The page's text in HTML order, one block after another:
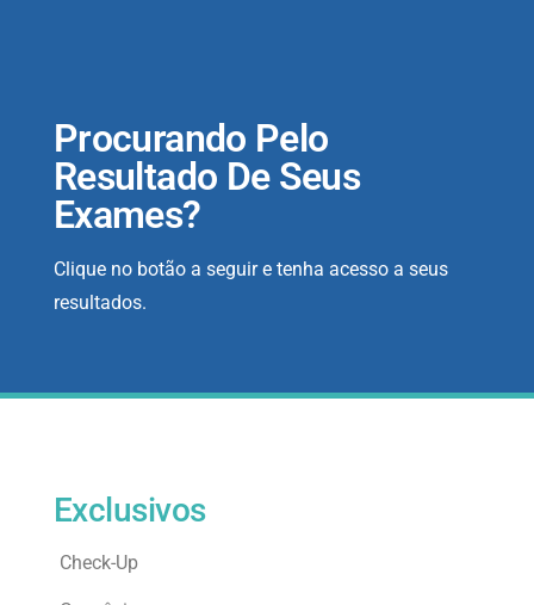
Procurando Pelo
Resultado De Seus
Exames?
Clique no botão a seguir e tenha acesso a seus
resultados.
Exclusivos
Check-Up